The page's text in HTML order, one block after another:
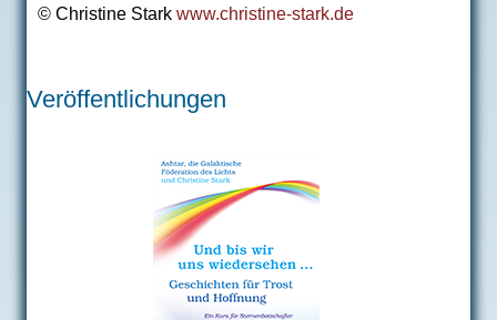
© Christine Stark www.christine-stark.de
Veröffentlichungen